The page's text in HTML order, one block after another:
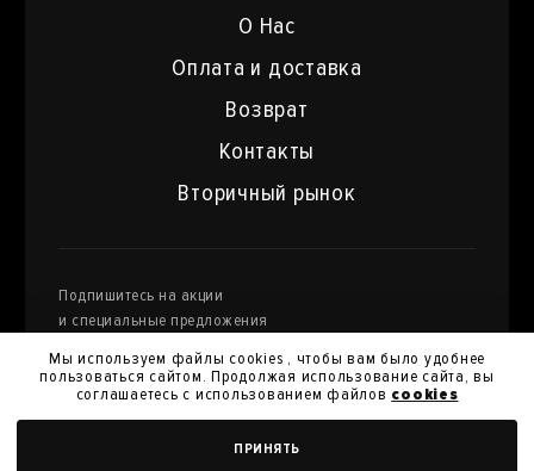
ДОБАВИТЬ В КОРЗИНУ
О Нас
Оплата и доставка
Возврат
Контакты
Вторичный рынок
Подпишитесь на акции
и специальные предложения
и их передачу для получения кэшбэк.
Мы используем файлы cookies , чтобы вам было удобнее
пользоваться сайтом. Продолжая использование сайта, вы
соглашаетесь с использованием файлов cookies
ПРИНЯТЬ